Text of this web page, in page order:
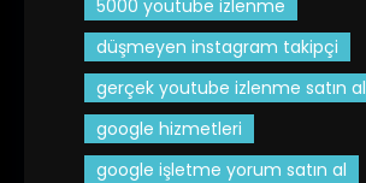
5000 youtube izlenme
düşmeyen instagram takipçi
gerçek youtube izlenme satın al
google hizmetleri
google işletme yorum satın al